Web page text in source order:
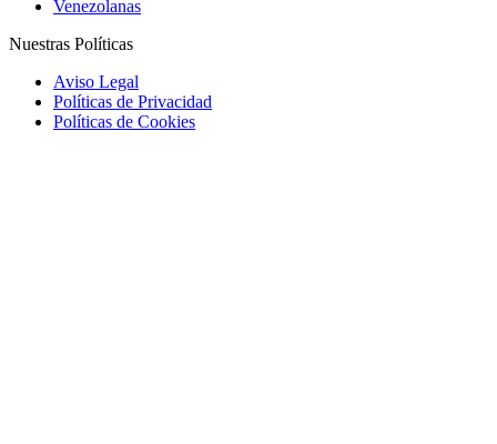
Venezolanas
Nuestras Políticas
Aviso Legal
Políticas de Privacidad
Políticas de Cookies